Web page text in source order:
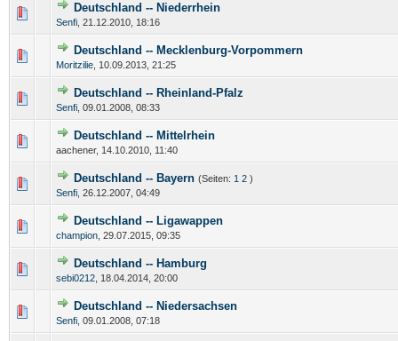
Deutschland -- Niederrhein
Senfi 21.12.2010, 18:16
Deutschland -- Mecklenburg-Vorpommern
Moritzilie 10.09.2013, 21:25
Deutschland -- Rheinland-Pfalz
Senfi 09.01.2008, 08:33
Deutschland -- Mittelrhein
aachener, 14.10.2010, 11:40
Deutschland -- Bayern (Seiten: 1 2 )
Senfi 26.12.2007, 04:49
Deutschland -- Ligawappen
champion 29.07.2015, 09:35
Deutschland -- Hamburg
sebi0212 18.04.2014, 20:00
Deutschland -- Niedersachsen
Senfi 09.01.2008, 07:18